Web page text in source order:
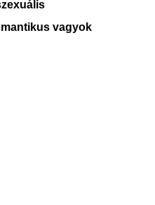
vagyok